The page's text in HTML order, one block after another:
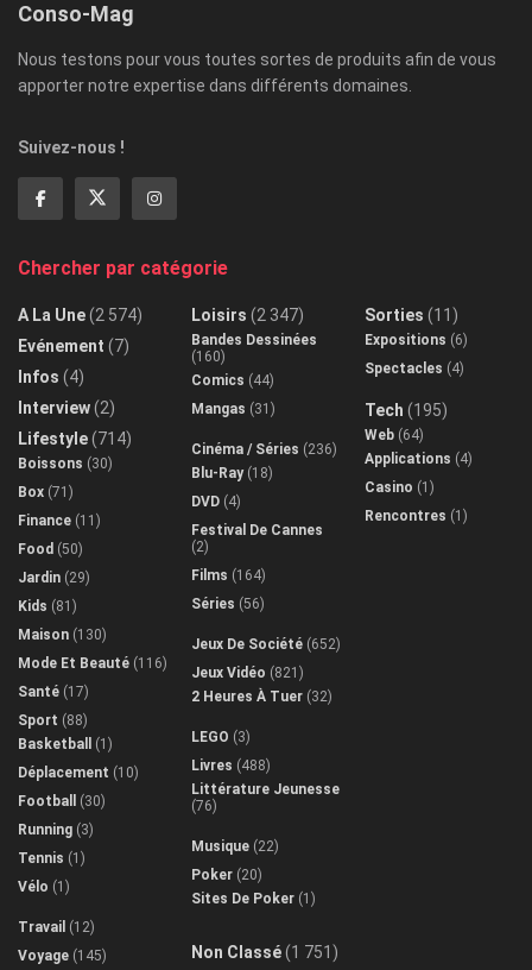
Conso-Mag
Nous testons pour vous toutes sortes de produits afin de vous
apporter notre expertise dans différents domaines.
Suivez-nous !
Chercher par catégorie
A La Une(2 574)
Evénement (7)
Infos (4)
Interview(2)
Lifestyle(714)
Boissons (30)
Box (71)
Finance (11)
Food (50)
Jardin (29)
Kids (81)
Maison (130)
Mode Et Beauté (116)
Santé (17)
Sport (88)
Basketball
(1)
Déplacement (10)
Football
(30)
Running (3)
Tennis (1)
Vélo (1)
Travail (12)
Voyage (145)
Loisirs (2 347)
Bandes Dessinées
(160)
Comics (44)
Mangas (31)
Cinéma / Séries (236)
Blu-Ray(18)
DVD (4)
Festival De Cannes
(2)
Films (164)
Séries (56)
Jeux De Société (652)
Jeux Vidéo (821)
2 Heures À Tuer (32)
LEGO (3)
Livres (488)
Littérature Jeunesse
(76)
Musique (22)
Poker (20)
Sites De Poker (1)
Non Classé(1 751)
Sorties (11)
Expositions (6)
Spectacles (4)
Tech (195)
Web (64)
Applications (4)
Casino (1)
Rencontres (1)